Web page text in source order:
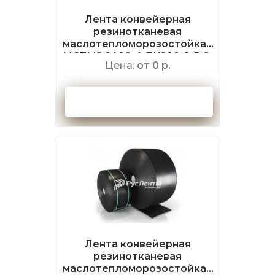
Лента конвейерная
резинотканевая
маслотепломорозостойкая
МСТМ2-1400-4-ТК200-2-5-2-
РБ ГОСТ 20-2018
Цена: от 0 р.
Лента конвейерная
резинотканевая
маслотепломорозостойкая